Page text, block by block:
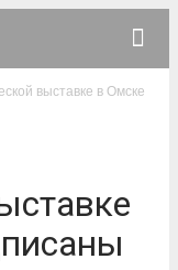
выставке в Омске